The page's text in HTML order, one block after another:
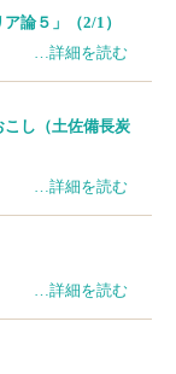
論５」（2/1）
…詳細を読む
し（土佐備長炭
…詳細を読む
…詳細を読む